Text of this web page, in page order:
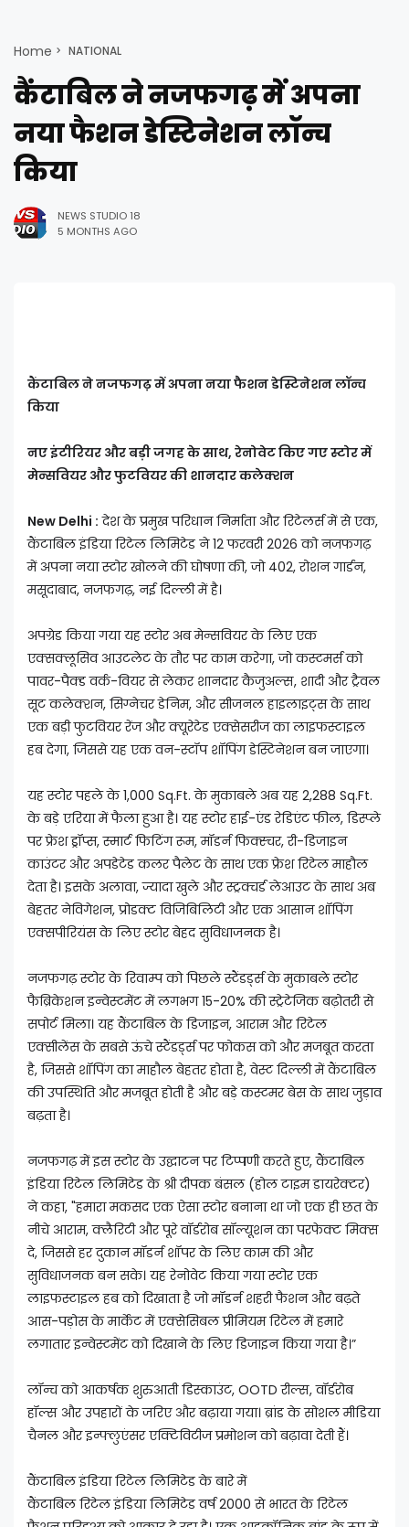
Home NATIONAL
कैंटाबिल ने नजफगढ़ में अपना
नया फैशन डेस्टिनेशन लॉन्च
किया
NEWS STUDIO 18
5 MONTHS AGO
कैंटाबिल ने नजफगढ़ में अपना नया फैशन डेस्टिनेशन लॉन्च
किया
नए इंटीरियर और बड़ी जगह के साथ, रेनोवेट किए गए स्टोर में
मेन्सवियर और फुटवियर की शानदार कलेक्शन
New Delhi : देश के प्रमुख परिधान निर्माता और रिटेलर्स में से एक,
कैंटाबिल इंडिया रिटेल लिमिटेड ने 12 फरवरी 2026 को नजफगढ़
में अपना नया स्टोर खोलने की घोषणा की, जो 402, रोशन गार्डन,
मसूदाबाद, नजफगढ़, नई दिल्ली में है।
अपग्रेड किया गया यह स्टोर अब मेन्सवियर के लिए एक
एक्सक्लूसिव आउटलेट के तौर पर काम करेगा, जो कस्टमर्स को
पावर-पैक्ड वर्क-वियर से लेकर शानदार कैजुअल्स, शादी और ट्रैवल
सूट कलेक्शन, सिग्नेचर डेनिम, और सीजनल हाइलाइट्स के साथ
एक बड़ी फुटवियर रेंज और क्यूरेटेड एक्सेसरीज का लाइफस्टाइल
हब देगा, जिससे यह एक वन-स्टॉप शॉपिंग डेस्टिनेशन बन जाएगा।
यह स्टोर पहले के 1,000 Sq.Ft. के मुकाबले अब यह 2,288 Sq.Ft.
के बड़े एरिया में फैला हुआ है। यह स्टोर हाई-एंड रेडिएंट फील, डिस्प्ले
पर फ्रेश ड्रॉप्स, स्मार्ट फिटिंग रूम, मॉडर्न फिक्स्चर, री-डिजाइन
काउंटर और अपडेटेड कलर पैलेट के साथ एक फ्रेश रिटेल माहौल
देता है। इसके अलावा, ज्यादा खुले और स्ट्रक्चर्ड लेआउट के साथ अब
बेहतर नेविगेशन, प्रोडक्ट विजिबिलिटी और एक आसान शॉपिंग
एक्सपीरियंस के लिए स्टोर बेहद सुविधाजनक है।
नजफगढ़ स्टोर के रिवाम्प को पिछले स्टैंडर्ड्स के मुकाबले स्टोर
फैब्रिकेशन इन्वेस्टमेंट में लगभग 15-20% की स्ट्रेटेजिक बढ़ोतरी से
सपोर्ट मिला। यह कैंटाबिल के डिजाइन, आराम और रिटेल
एक्सीलेंस के सबसे ऊंचे स्टैंडर्ड्स पर फोकस को और मजबूत करता
है, जिससे शॉपिंग का माहौल बेहतर होता है, वेस्ट दिल्ली में कैंटाबिल
की उपस्थिति और मजबूत होती है और बड़े कस्टमर बेस के साथ जुड़ाव
बढ़ता है।
नजफगढ़ में इस स्टोर के उद्घाटन पर टिप्पणी करते हुए, कैंटाबिल
इंडिया रिटेल लिमिटेड के श्री दीपक बंसल (होल टाइम डायरेक्टर)
ने कहा, "हमारा मकसद एक ऐसा स्टोर बनाना था जो एक ही छत के
नीचे आराम, क्लैरिटी और पूरे वॉर्डरोब सॉल्यूशन का परफेक्ट मिक्स
दे, जिससे हर दुकान मॉडर्न शॉपर के लिए काम की और
सुविधाजनक बन सके। यह रेनोवेट किया गया स्टोर एक
लाइफस्टाइल हब को दिखाता है जो मॉडर्न शहरी फैशन और बढ़ते
आस-पड़ोस के मार्केट में एक्सेसिबल प्रीमियम रिटेल में हमारे
लगातार इन्वेस्टमेंट को दिखाने के लिए डिजाइन किया गया है।”
लॉन्च को आकर्षक शुरुआती डिस्काउंट, OOTD रील्स, वॉर्डरोब
हॉल्स और उपहारों के जरिए और बढ़ाया गया। ब्रांड के सोशल मीडिया
चैनल और इन्फ्लुएंसर एक्टिविटीज प्रमोशन को बढ़ावा देती हैं।
कैंटाबिल इंडिया रिटेल लिमिटेड के बारे में
कैंटाबिल रिटेल इंडिया लिमिटेड वर्ष 2000 से भारत के रिटेल